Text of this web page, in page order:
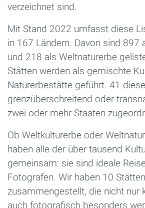
verzeichnet sind.
Mit Stand 2022 umfasst diese
in 167 Ländern. Davon sind 897
und 218 als Weltnaturerbe
Stätten werden als gemischte
Naturerbestätte geführt. 41
grenzüberschreitend oder
zwei oder mehr Staaten
Ob Weltkulturerbe oder
haben alle der über tausend
gemeinsam: sie sind ideale
Fotografen. Wir haben 10
zusammengestellt, die nicht nur
auch fotografisch besonders